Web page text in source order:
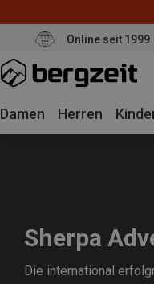
Online seit 1999
Damen Herren
Sherpa
Die international